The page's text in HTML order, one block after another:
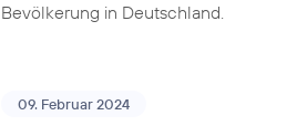
Bevölkerung in Deutschland.
09. Februar 2024